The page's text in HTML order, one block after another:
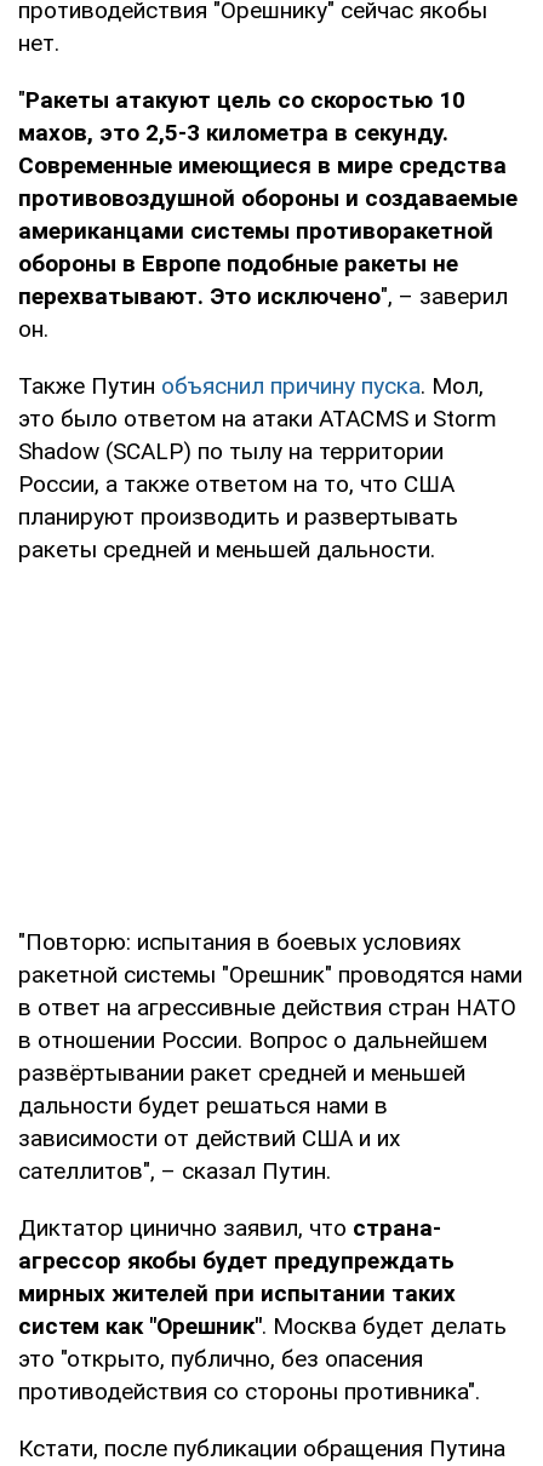
противодействия "Орешнику" сейчас якобы
нет.
"Ракеты атакуют цель со скоростью 10
махов, это 2,5-3 километра в секунду.
Современные имеющиеся в мире средства
противовоздушной обороны и создаваемые
американцами системы противоракетной
обороны в Европе подобные ракеты не
перехватывают. Это исключено", – заверил
он.
Также Путин объяснил причину пуска. Мол,
это было ответом на атаки ATACMS и Storm
Shadow (SCALP) по тылу на территории
России, а также ответом на то, что США
планируют производить и развертывать
ракеты средней и меньшей дальности.
"Повторю: испытания в боевых условиях
ракетной системы "Орешник" проводятся нами
в ответ на агрессивные действия стран НАТО
в отношении России. Вопрос о дальнейшем
развёртывании ракет средней и меньшей
дальности будет решаться нами в
зависимости от действий США и их
сателлитов", – сказал Путин.
Диктатор цинично заявил, что страна-
агрессор якобы будет предупреждать
мирных жителей при испытании таких
систем как "Орешник". Москва будет делать
это "открыто, публично, без опасения
противодействия со стороны противника".
Кстати, после публикации обращения Путина